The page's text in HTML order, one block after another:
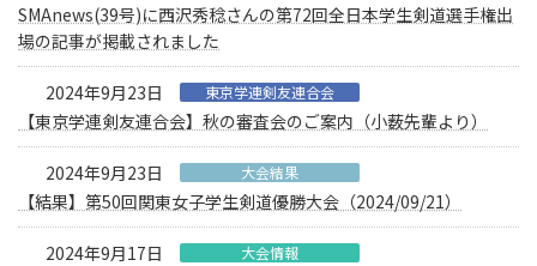
SMAnews(39号)に西沢秀稔さんの第72回全日本学生剣道選手権出
場の記事が掲載されました
2024年9月23日 東京学連剣友連合会
【東京学連剣友連合会】秋の審査会のご案内（小薮先輩より）
2024年9月23日 大会結果
【結果】第50回関東女子学生剣道優勝大会（2024/09/21）
2024年9月17日 大会情報